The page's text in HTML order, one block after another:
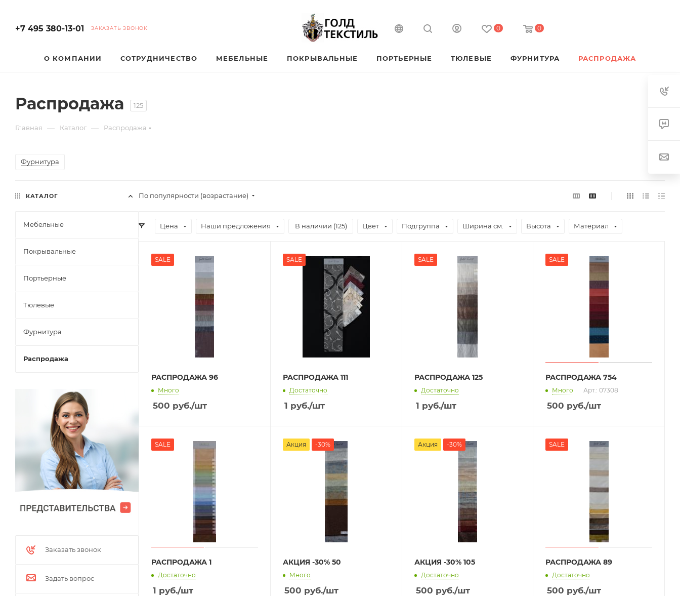
+7 495 380-13-01 ЗАКАЗАТЬ ЗВОНОК 0 0
О КОМПАНИИ СОТРУДНИЧЕСТВО МЕБЕЛЬНЫЕ ПОКРЫВАЛЬНЫЕ ПОРТЬЕРНЫЕ ТЮЛЕВЫЕ ФУРНИТУРА РАСПРОДАЖА
Распродажа 125
Главная — Каталог — Распродажа
Фурнитура
По популярности (возрастание)
Цена Наши предложения В наличии (125) Цвет Подгруппа Ширина см. Высота Материал
SALE
РАСПРОДАЖА 96
Много
500 руб./шт
SALE
РАСПРОДАЖА 111
Достаточно
1 руб./шт
SALE
РАСПРОДАЖА 125
Достаточно
1 руб./шт
SALE
РАСПРОДАЖА 754
Много Арт.: 07308
500 руб./шт
SALE
РАСПРОДАЖА 1
Достаточно
1 руб./шт
Акция -30%
АКЦИЯ -30% 50
Много
500 руб./шт
Акция -30%
АКЦИЯ -30% 105
Достаточно
500 руб./шт
SALE
РАСПРОДАЖА 89
Достаточно
500 руб./шт
КАТАЛОГ
Мебельные
Покрывальные
Портьерные
Тюлевые
Фурнитура
Распродажа
Заказать звонок
Задать вопрос